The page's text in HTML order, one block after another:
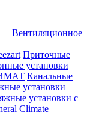
Вентиляционное
Приточные
установки
Канальные
установки
установки с
Climate